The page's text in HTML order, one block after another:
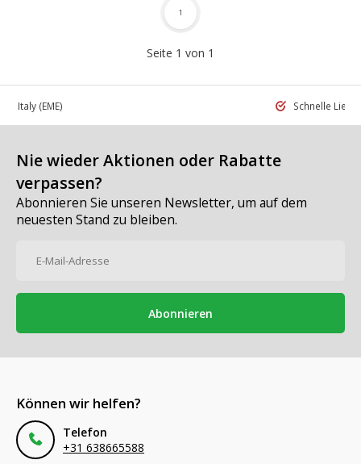
Seite 1 von 1
1
in Italy (EME) Schnelle
Nie wieder Aktionen oder Rabatte
verpassen?
Abonnieren Sie unseren Newsletter, um auf dem
neuesten Stand zu bleiben.
Abonnieren
Können wir helfen?
Telefon
+31 638665588